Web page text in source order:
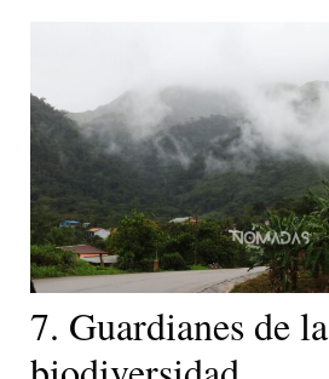
7. Guardianes de la